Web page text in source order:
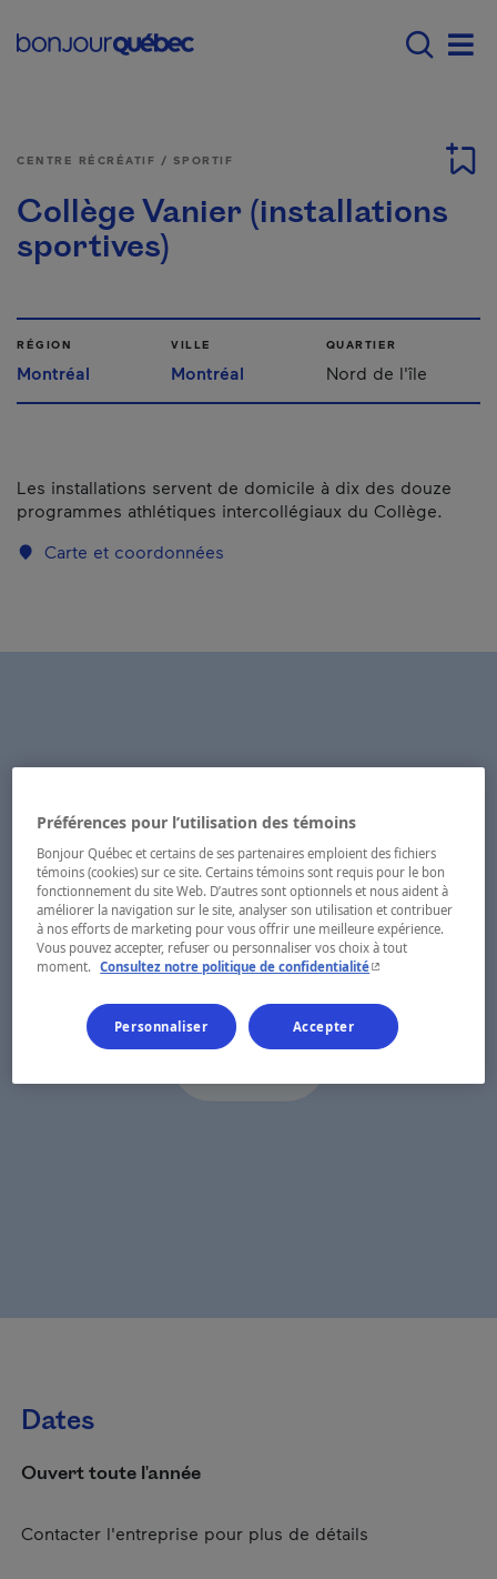
Main navigation -
CENTRE RÉCRÉATIF / SPORTIF
Collège Vanier (installations
sportives)
RÉGION
Montréal
VILLE
Montréal
QUARTIER
Nord de l'île
Les installations servent de domicile à dix des douze
programmes athlétiques intercollégiaux du Collège.
Carte et coordonnées
Dates
Ouvert toute l'année
Contacter l'entreprise pour plus de détails
Préférences pour l’utilisation des témoins
Bonjour Québec et certains de ses partenaires emploient des fichiers
témoins (cookies) sur ce site. Certains témoins sont requis pour le bon
fonctionnement du site Web. D’autres sont optionnels et nous aident à
améliorer la navigation sur le site, analyser son utilisation et contribuer
à nos efforts de marketing pour vous offrir une meilleure expérience.
Vous pouvez accepter, refuser ou personnaliser vos choix à tout
moment.
Consultez notre politique de confidentialité- Cet hyperlien
Personnaliser Accepter